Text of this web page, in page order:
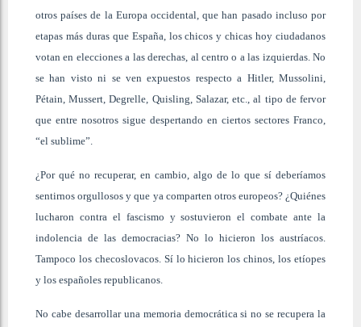
otros países de la Europa occidental, que han pasado incluso por
etapas más duras que España, los chicos y chicas hoy ciudadanos
votan en elecciones a las derechas, al centro o a las izquierdas. No
se han visto ni se ven expuestos respecto a Hitler, Mussolini,
Pétain, Mussert, Degrelle, Quisling, Salazar, etc., al tipo de fervor
que entre nosotros sigue despertando en ciertos sectores Franco,
“el sublime”.
¿Por qué no recuperar, en cambio, algo de lo que sí deberíamos
sentirnos orgullosos y que ya comparten otros europeos? ¿Quiénes
lucharon contra el fascismo y sostuvieron el combate ante la
indolencia de las democracias? No lo hicieron los austríacos.
Tampoco los checoslovacos. Sí lo hicieron los chinos, los etíopes
y los españoles republicanos.
No cabe desarrollar una memoria democrática si no se recupera la